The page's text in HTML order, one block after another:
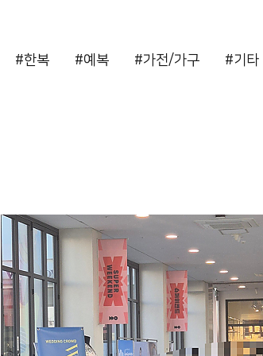
#한복 #예복 #가전/가구 #기타